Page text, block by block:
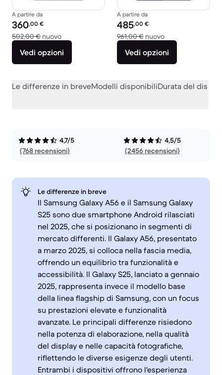
A partire da
Prezzo del ricondizionato:
360,00 €
502,00 € nuovoRispetto a 502,00 € del nuovo
Vedi opzioni
A partire da
Prezzo del ricondizionato:
485,00 €
961,00 € nuovoRispetto a 961,00
Vedi opzioni
Le differenze in breveModelli disponibiliDurata del
4,7/5
(768 recensioni)
4,5/5
(2456 recensioni)
Le differenze in breve
Il Samsung Galaxy A56 e il Samsung Galaxy
S25 sono due smartphone Android rilasciati
nel 2025, che si posizionano in segmenti di
mercato differenti. Il Galaxy A56, presentato
a marzo 2025, si colloca nella fascia media,
offrendo un equilibrio tra funzionalità e
accessibilità. Il Galaxy S25, lanciato a gennaio
2025, rappresenta invece il modello base
della linea flagship di Samsung, con un focus
su prestazioni elevate e funzionalità
avanzate. Le principali differenze risiedono
nella potenza di elaborazione, nella qualità
del display e nelle capacità fotografiche,
riflettendo le diverse esigenze degli utenti.
Entrambi i dispositivi offrono l'esperienza